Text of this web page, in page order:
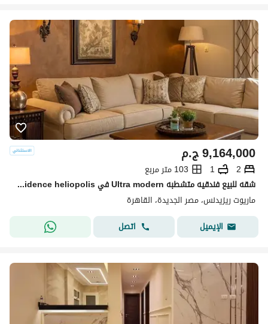
ج.م9,164,000
2
1
103 متر مربع
شقه للبيع فندقيه متشطبه Ultra modern في marriott residence heliopolis في مصر الجديده بجوار سيتي ستنر الماظه
ماريوت ريزيدنس، مصر الجديدة، القاهرة
الإيميل
اتصل